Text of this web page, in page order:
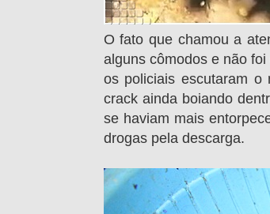
O fato que chamou a
alguns cômodos e não
os policiais escutaram o
crack ainda boiando
se haviam mais
drogas pela descarga.